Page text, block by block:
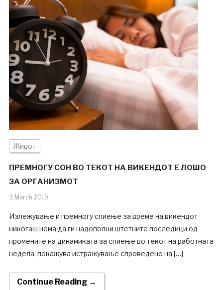
Живот
ПРЕМНОГУ СОН ВО ТЕКОТ НА ВИКЕНДОТ Е ЛОШО
ЗА ОРГАНИЗМОТ
3.March.2019
Излежување и премногу спиење за време на викендот
никогаш нема да ги надополни штетните последици од
промените на динамиката за спиење во текот на работната
недела, покажува истражување спроведено на […]
Continue Reading →